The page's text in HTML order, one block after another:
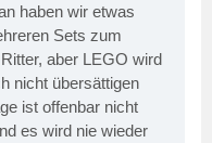
haben wir etwas
Sets zum
aber LEGO wird
nicht übersättigen
ist offenbar nicht
es wird nie wieder